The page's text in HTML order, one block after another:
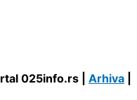
025info.rs | Arhiva